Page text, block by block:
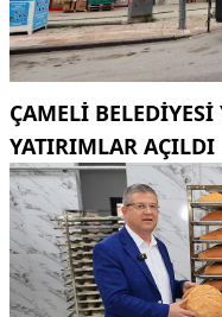
ÇAMELI
YATIRIMLAR AÇILDI